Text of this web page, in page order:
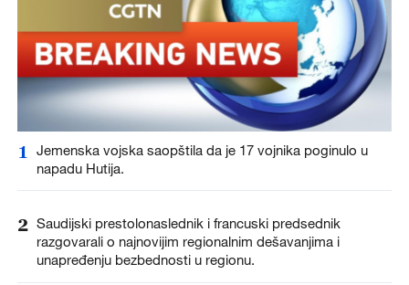
1
Jemenska vojska saopštila da je 17 vojnika poginulo u
napadu Hutija.
2 Saudijski prestolonaslednik i francuski predsednik
razgovarali o najnovijim regionalnim dešavanjima i
unapređenju bezbednosti u regionu.